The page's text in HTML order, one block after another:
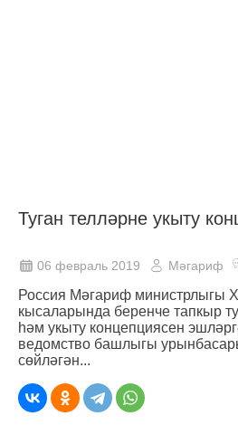
Туган телләрне укыту
06 февраль 2019 Мәгариф
Россия Мәгариф министрлыгы
кысаларында беренче тапкыр
һәм укыту концепциясен
ведомство башлыгы
сөйләгән...